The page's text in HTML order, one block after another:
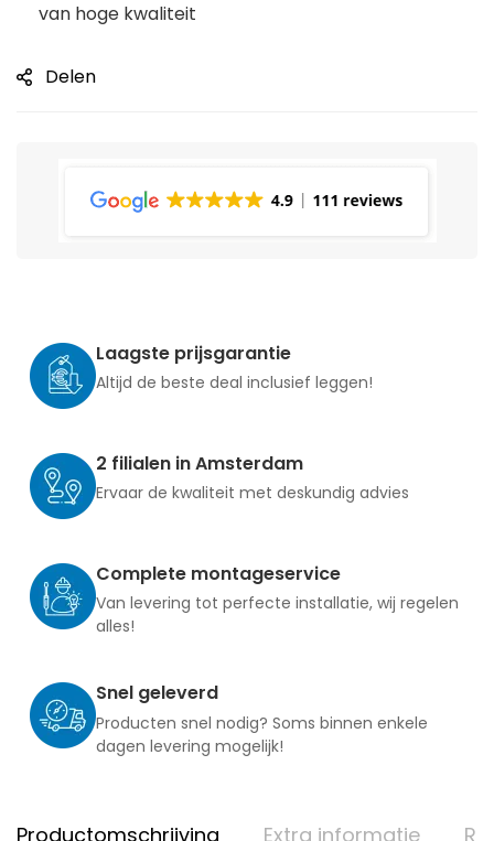
van hoge kwaliteit
Delen
Laagste prijsgarantie
Altijd de beste deal inclusief leggen!
2 filialen in Amsterdam
Ervaar de kwaliteit met deskundig advies
Complete montageservice
Van levering tot perfecte installatie, wij regelen
alles!
Snel geleverd
Producten snel nodig? Soms binnen enkele
dagen levering mogelijk!
Productomschrijving Extra informatie